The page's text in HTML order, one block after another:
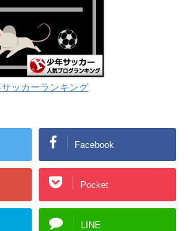
ッカーランキング
Facebook
Pocket
LINE